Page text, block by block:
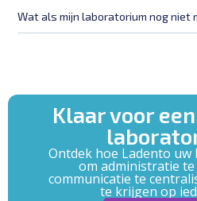
Wat als mijn laboratorium nog niet
Klaar voor
Ontdek hoe Ladento
om administratie
communicatie te
te krijgen op